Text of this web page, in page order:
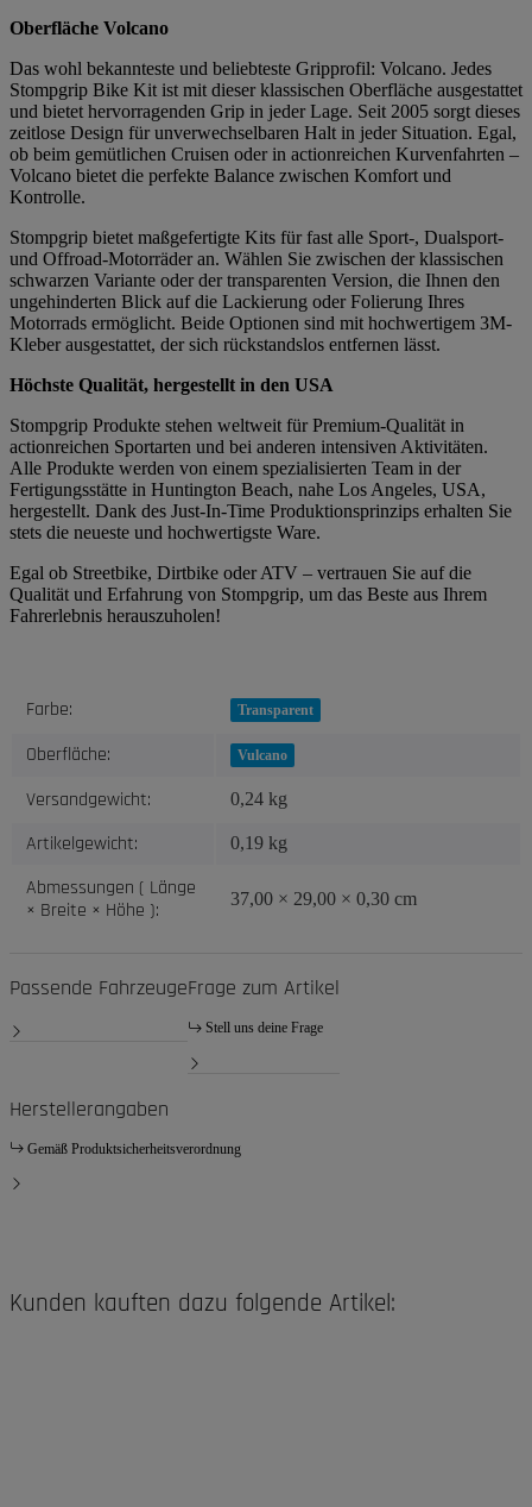
Oberfläche Volcano
Das wohl bekannteste und beliebteste Gripprofil: Volcano. Jedes
Stompgrip Bike Kit ist mit dieser klassischen Oberfläche ausgestattet
und bietet hervorragenden Grip in jeder Lage. Seit 2005 sorgt dieses
zeitlose Design für unverwechselbaren Halt in jeder Situation. Egal,
ob beim gemütlichen Cruisen oder in actionreichen Kurvenfahrten –
Volcano bietet die perfekte Balance zwischen Komfort und
Kontrolle.
Stompgrip bietet maßgefertigte Kits für fast alle Sport-, Dualsport-
und Offroad-Motorräder an. Wählen Sie zwischen der klassischen
schwarzen Variante oder der transparenten Version, die Ihnen den
ungehinderten Blick auf die Lackierung oder Folierung Ihres
Motorrads ermöglicht. Beide Optionen sind mit hochwertigem 3M-
Kleber ausgestattet, der sich rückstandslos entfernen lässt.
Höchste Qualität, hergestellt in den USA
Stompgrip Produkte stehen weltweit für Premium-Qualität in
actionreichen Sportarten und bei anderen intensiven Aktivitäten.
Alle Produkte werden von einem spezialisierten Team in der
Fertigungsstätte in Huntington Beach, nahe Los Angeles, USA,
hergestellt. Dank des Just-In-Time Produktionsprinzips erhalten Sie
stets die neueste und hochwertigste Ware.
Egal ob Streetbike, Dirtbike oder ATV – vertrauen Sie auf die
Qualität und Erfahrung von Stompgrip, um das Beste aus Ihrem
Fahrerlebnis herauszuholen!
Produkteigenschaft
Wert
Farbe: Transparent
Oberfläche: Vulcano
Versandgewicht: 0,24 kg
Artikelgewicht: 0,19 kg
Abmessungen ( Länge
× Breite × Höhe ):
37,00 × 29,00 × 0,30 cm
Passende FahrzeugeFrage zum Artikel
Stell uns deine Frage
Herstellerangaben
Gemäß Produktsicherheitsverordnung
Kunden kauften dazu folgende Artikel: